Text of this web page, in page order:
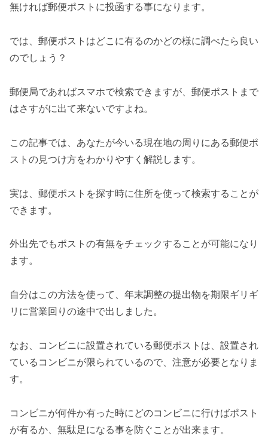
無ければ郵便ポストに投函する事になります。
では、郵便ポストはどこに有るのかどの様に調べたら良い
のでしょう？
郵便局であればスマホで検索できますが、郵便ポストまで
はさすがに出て来ないですよね。
この記事では、あなたが今いる現在地の周りにある郵便ポ
ストの見つけ方をわかりやすく解説します。
実は、郵便ポストを探す時に住所を使って検索することが
できます。
外出先でもポストの有無をチェックすることが可能になり
ます。
自分はこの方法を使って、年末調整の提出物を期限ギリギ
リに営業回りの途中で出しました。
なお、コンビニに設置されている郵便ポストは、設置され
ているコンビニが限られているので、注意が必要となりま
す。
コンビニが何件か有った時にどのコンビニに行けばポスト
が有るか、無駄足になる事を防ぐことが出来ます。